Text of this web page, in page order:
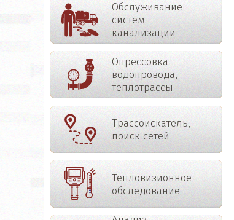
Обслуживание
систем
канализации
Опрессовка
водопровода,
теплотрассы
Трассоискатель,
поиск сетей
Тепловизионное
обследование